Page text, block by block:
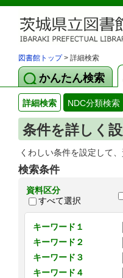
図書館トップ> 詳細検索
かんたん検索
詳細検索 NDC分類検索
条件を詳しく
くわしい条件を設定して
検索条件
資料区分
すべて選択
キーワード１
キーワード２
キーワード３
キーワード４